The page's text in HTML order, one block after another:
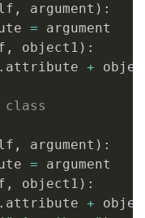
, argument ) :
= argument
, object1 ) :
. attribute +
class
, argument ) :
= argument
, object1 ) :
. attribute +